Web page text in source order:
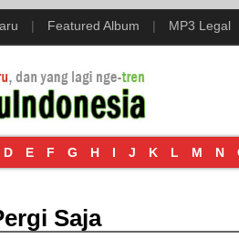
| Featured Album | MP3 Legal
D E F G H I J K L M N
Saja